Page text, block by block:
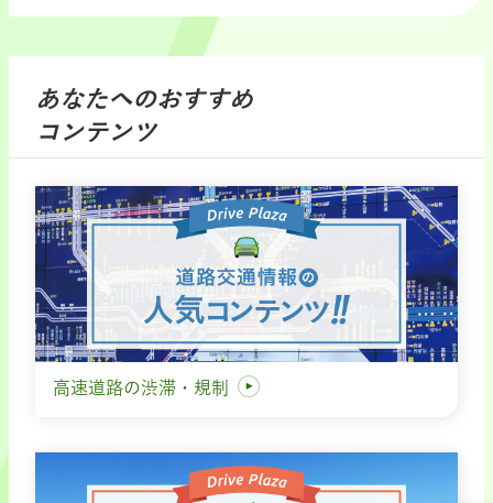
あなたへのおすすめ
コンテンツ
高速道路の渋滞・規制